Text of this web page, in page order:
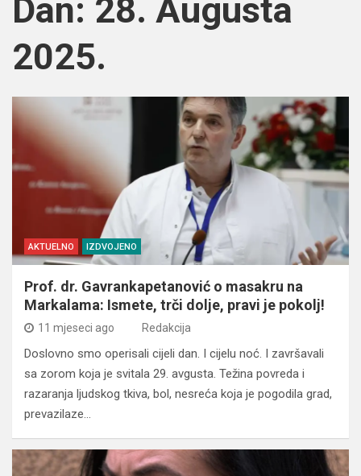
Dan: 28. Augusta
2025.
AKTUELNO IZDVOJENO
Prof. dr. Gavrankapetanović o masakru na
Markalama: Ismete, trči dolje, pravi je pokolj!
11 mjeseci ago Redakcija
Doslovno smo operisali cijeli dan. I cijelu noć. I završavali
sa zorom koja je svitala 29. avgusta. Težina povreda i
razaranja ljudskog tkiva, bol, nesreća koja je pogodila grad,
prevazilaze…